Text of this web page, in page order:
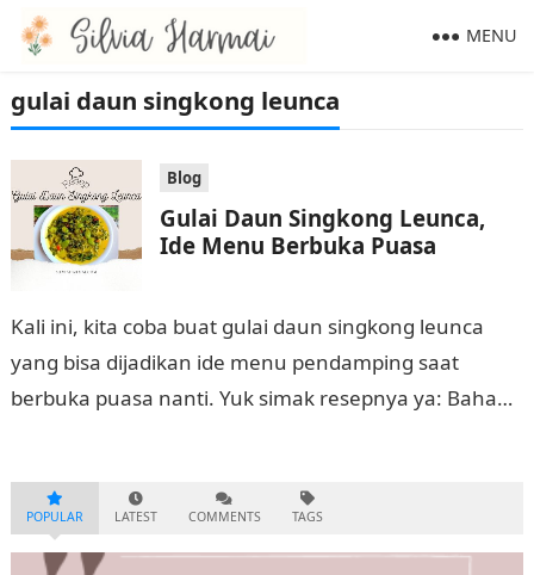
MENU
gulai daun singkong leunca
Blog
Gulai Daun Singkong Leunca,
Ide Menu Berbuka Puasa
Kali ini, kita coba buat gulai daun singkong leunca
yang bisa dijadikan ide menu pendamping saat
berbuka puasa nanti. Yuk simak resepnya ya: Bahan-
POPULAR LATEST COMMENTS TAGS